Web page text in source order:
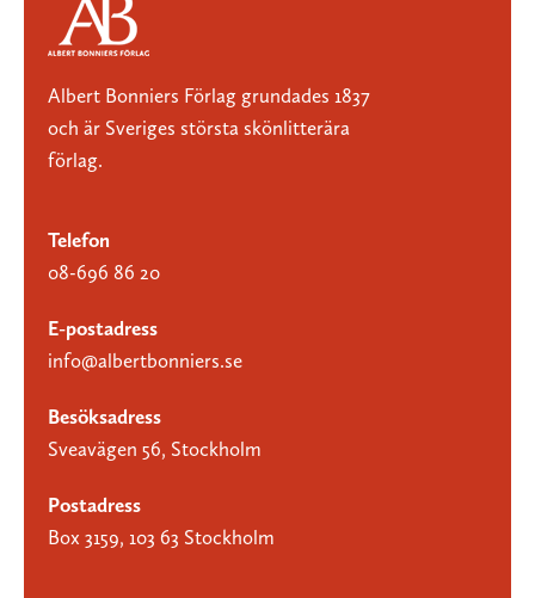
Albert Bonniers Förlag grundades 1837
och är Sveriges största skönlitterära
förlag.
Telefon
08-696 86 20
E-postadress
info@albertbonniers.se
Besöksadress
Sveavägen 56, Stockholm
Postadress
Box 3159, 103 63 Stockholm